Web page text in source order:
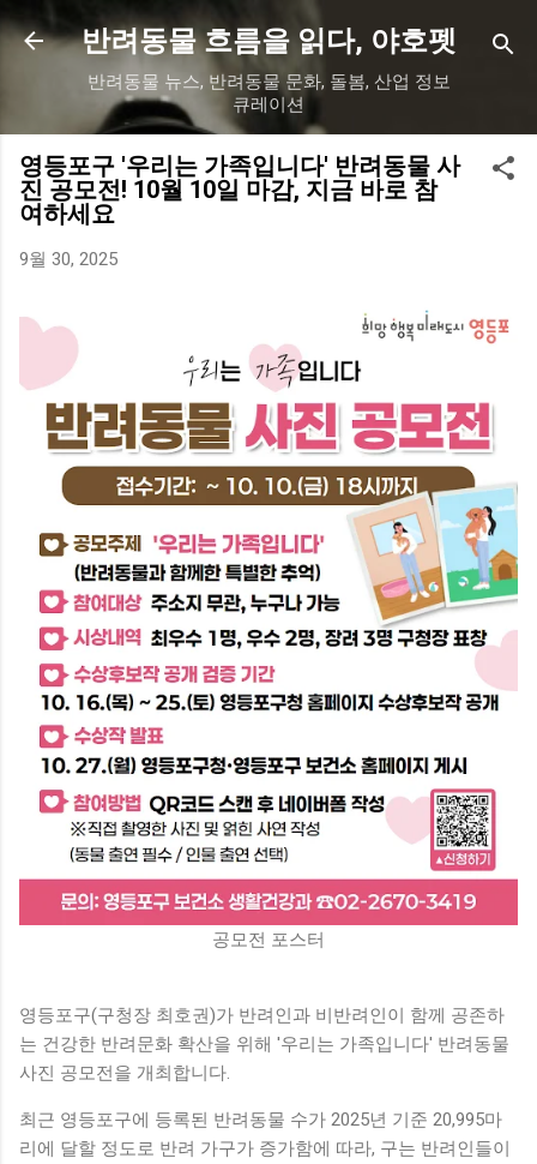
기본 콘텐츠로 건너뛰기
반려동물 흐름을 읽다, 야호펫
반려동물 뉴스, 반려동물 문화, 돌봄, 산업 정보
큐레이션
영등포구 '우리는 가족입니다' 반려동물 사
진 공모전! 10월 10일 마감, 지금 바로 참
여하세요
9월 30, 2025
공모전 포스터
영등포구(구청장 최호권)가 반려인과 비반려인이 함께 공존하
는 건강한 반려문화 확산을 위해 '우리는 가족입니다' 반려동물
사진 공모전을 개최합니다.
최근 영등포구에 등록된 반려동물 수가 2025년 기준 20,995마
리에 달할 정도로 반려 가구가 증가함에 따라, 구는 반려인들이